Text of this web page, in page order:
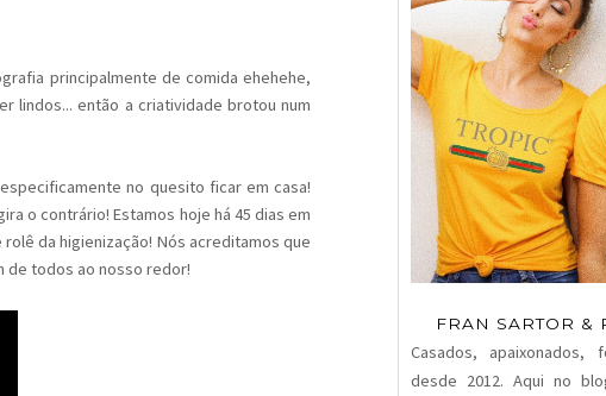
principalmente de comida ehehehe,
lindos... então a criatividade brotou num
no quesito ficar em casa!
o contrário! Estamos hoje há 45 dias em
da higienização! Nós acreditamos que
de todos ao nosso redor!
FRAN SARTOR &
Casados,
desde 2012. Aqui no